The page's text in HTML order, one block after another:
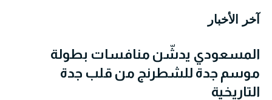
آخر الأخبار
المسعودي يدشّن منافسات بطولة
موسم جدة للشطرنج من قلب جدة
التاريخية